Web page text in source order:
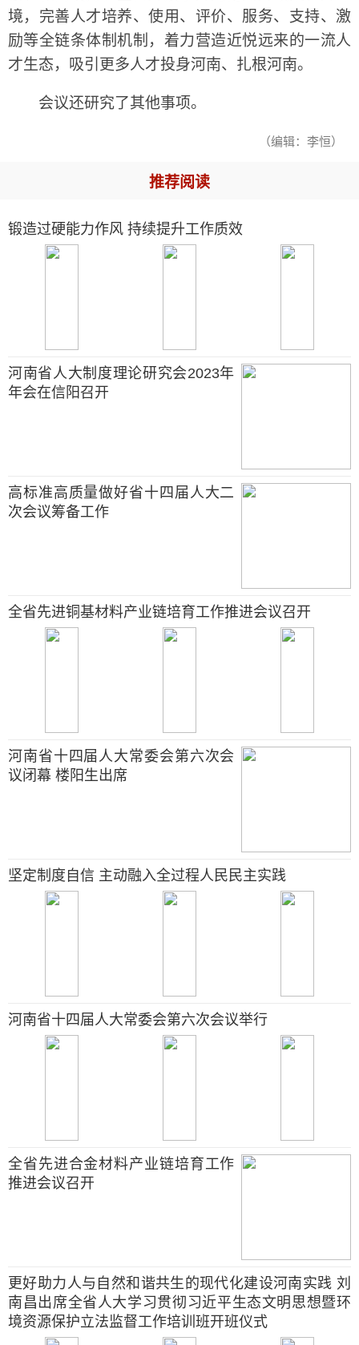
境，完善人才培养、使用、评价、服务、支持、激
励等全链条体制机制，着力营造近悦远来的一流人
才生态，吸引更多人才投身河南、扎根河南。
会议还研究了其他事项。
（编辑：李恒）
推荐阅读
锻造过硬能力作风 持续提升工作质效
河南省人大制度理论研究会2023年
年会在信阳召开
高标准高质量做好省十四届人大二
次会议筹备工作
全省先进铜基材料产业链培育工作推进会议召开
河南省十四届人大常委会第六次会
议闭幕 楼阳生出席
坚定制度自信 主动融入全过程人民民主实践
河南省十四届人大常委会第六次会议举行
全省先进合金材料产业链培育工作
推进会议召开
更好助力人与自然和谐共生的现代化建设河南实践 刘
南昌出席全省人大学习贯彻习近平生态文明思想暨环
境资源保护立法监督工作培训班开班仪式